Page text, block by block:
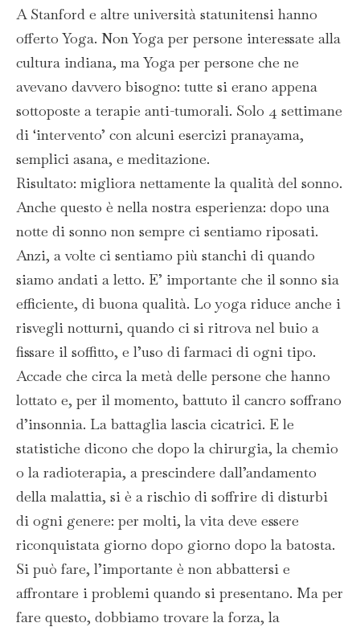
A Stanford e altre università statunitensi hanno
offerto Yoga. Non Yoga per persone interessate alla
cultura indiana, ma Yoga per persone che ne
avevano davvero bisogno: tutte si erano appena
sottoposte a terapie anti-tumorali. Solo 4 settimane
di ‘intervento’ con alcuni esercizi pranayama,
semplici asana, e meditazione.
Risultato: migliora nettamente la qualità del sonno.
Anche questo è nella nostra esperienza: dopo una
notte di sonno non sempre ci sentiamo riposati.
Anzi, a volte ci sentiamo più stanchi di quando
siamo andati a letto. E’ importante che il sonno sia
efficiente, di buona qualità. Lo yoga riduce anche i
risvegli notturni, quando ci si ritrova nel buio a
fissare il soffitto, e l’uso di farmaci di ogni tipo.
Accade che circa la metà delle persone che hanno
lottato e, per il momento, battuto il cancro soffrano
d’insonnia. La battaglia lascia cicatrici. E le
statistiche dicono che dopo la chirurgia, la chemio
o la radioterapia, a prescindere dall’andamento
della malattia, si è a rischio di soffrire di disturbi
di ogni genere: per molti, la vita deve essere
riconquistata giorno dopo giorno dopo la batosta.
Si può fare, l’importante è non abbattersi e
affrontare i problemi quando si presentano. Ma per
fare questo, dobbiamo trovare la forza, la